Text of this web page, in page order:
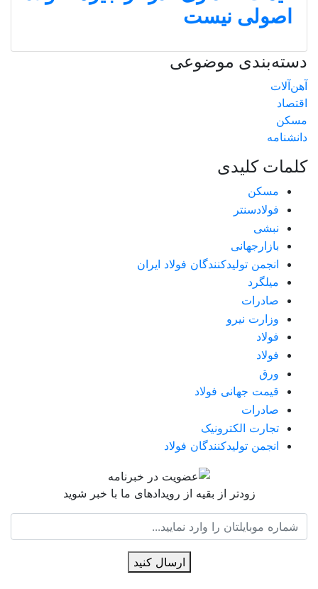
اصولی نیست
دسته‌بندی موضوعی
آهن‌آلات
اقتصاد
مسکن
دانشنامه
کلمات کلیدی
مسکن
فولادسنتر
نبشی
بازارجهانی
انجمن تولیدکنندگان فولاد ایران
میلگرد
صادرات
وزارت نیرو
فولاد
فولاد
ورق
قیمت جهانی فولاد
صادرات
تجارت الکترونیک
انجمن تولیدکنندگان فولاد
زودتر از بقیه از رویدادهای ما با خبر شوید
ارسال کنید